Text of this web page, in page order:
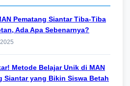
Pematang Siantar Tiba-Tiba
Ada Apa Sebenarnya?
Metode Belajar Unik di MAN
Siantar yang Bikin Siswa Betah